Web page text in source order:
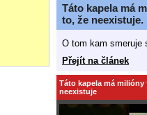
Táto kapela má
to, že neexistuje.
O tom kam smeruje
Přejít na článek
Táto kapela má
neexistuje